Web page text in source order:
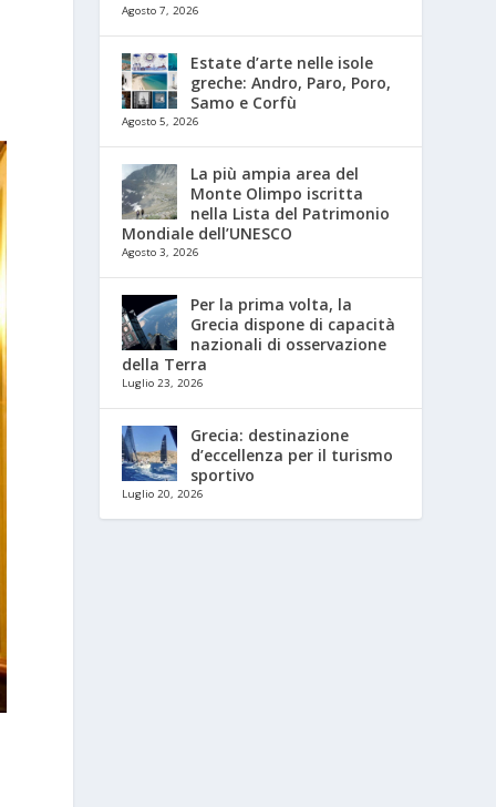
Agosto 7, 2026
Estate d’arte nelle isole
greche: Andro, Paro, Poro,
Samo e Corfù
Agosto 5, 2026
La più ampia area del
Monte Olimpo iscritta
nella Lista del Patrimonio
Mondiale dell’UNESCO
Agosto 3, 2026
Per la prima volta, la
Grecia dispone di capacità
nazionali di osservazione
della Terra
Luglio 23, 2026
Grecia: destinazione
d’eccellenza per il turismo
sportivo
Luglio 20, 2026